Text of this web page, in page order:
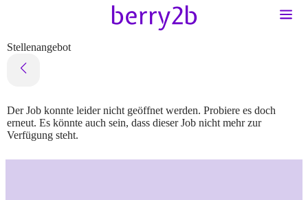
Stellenangebot
Der Job konnte leider nicht geöffnet werden. Probiere es doch
erneut. Es könnte auch sein, dass dieser Job nicht mehr zur
Verfügung steht.